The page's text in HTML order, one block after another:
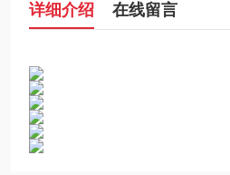
详细介绍 在线留言